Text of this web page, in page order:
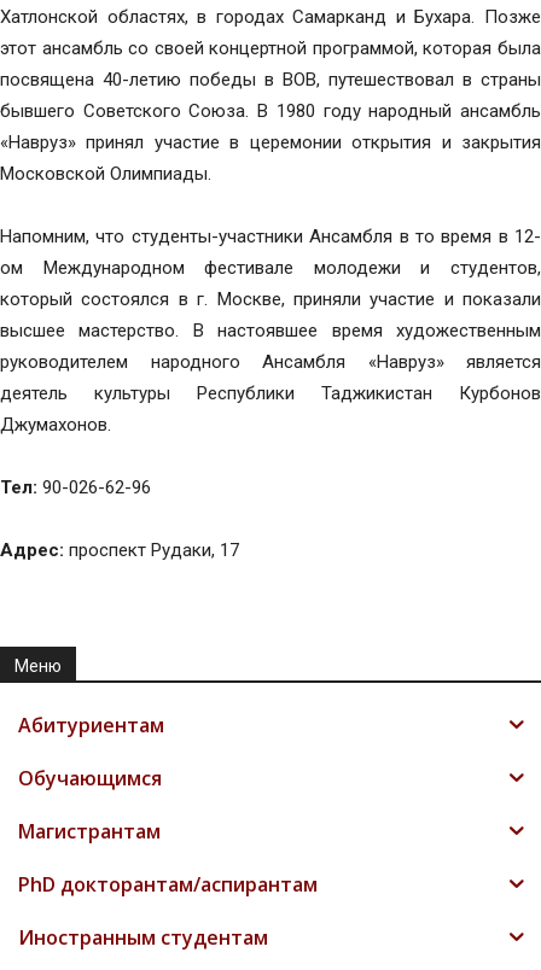
Хатлонской областях, в городах Самарканд и Бухара. Позже
этот ансамбль со своей концертной программой, которая была
посвящена 40-летию победы в ВОВ, путешествовал в страны
бывшего Советского Союза. В 1980 году народный ансамбль
«Навруз» принял участие в церемонии открытия и закрытия
Московской Олимпиады.
Напомним, что студенты-участники Ансамбля в то время в 12-
ом Международном фестивале молодежи и студентов,
который состоялся в г. Москве, приняли участие и показали
высшее мастерство. В настоявшее время художественным
руководителем народного Ансамбля «Навруз» является
деятель культуры Республики Таджикистан Курбонов
Джумахонов.
Тел: 90-026-62-96
Адрес: проспект Рудаки, 17
Меню
Абитуриентам
Обучающимся
Магистрантам
PhD докторантам/аспирантам
Иностранным студентам